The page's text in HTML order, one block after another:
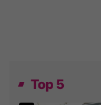
Top 5